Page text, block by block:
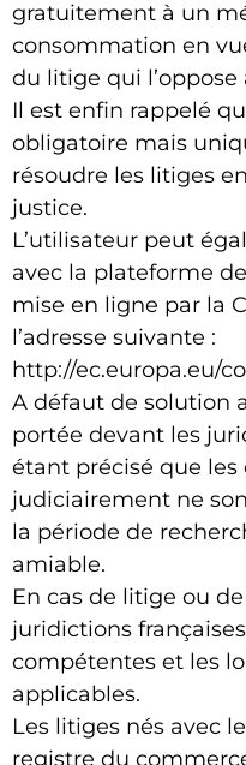
gratuitement à un
consommation en
du litige qui
Il est enfin rappelé
obligatoire mais
résoudre les litiges
justice.
L’utilisateur peut
avec la plateforme
mise en ligne par la
l’adresse suivante :
http://ec.europa.eu/
A défaut de solution
portée devant les
étant précisé que
judiciairement ne
la période de
amiable.
En cas de litige ou
juridictions
compétentes et les
applicables.
Les litiges nés avec
registre du